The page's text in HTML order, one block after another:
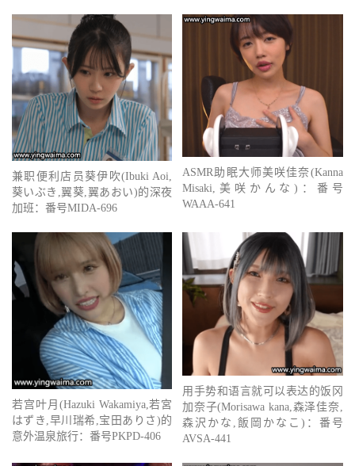
兼职便利店员葵伊吹(Ibuki Aoi,
葵いぶき,翼葵,翼あおい)的深夜
加班：番号MIDA-696
ASMR助眠大师美咲佳奈(Kanna
Misaki,美咲かんな)：番号
WAAA-641
若宫叶月(Hazuki Wakamiya,若宮
はずき,早川瑞希,宝田ありさ)的
意外温泉旅行：番号PKPD-406
用手势和语言就可以表达的饭冈
加奈子(Morisawa kana,森泽佳奈,
森沢かな,飯岡かなこ)：番号
AVSA-441